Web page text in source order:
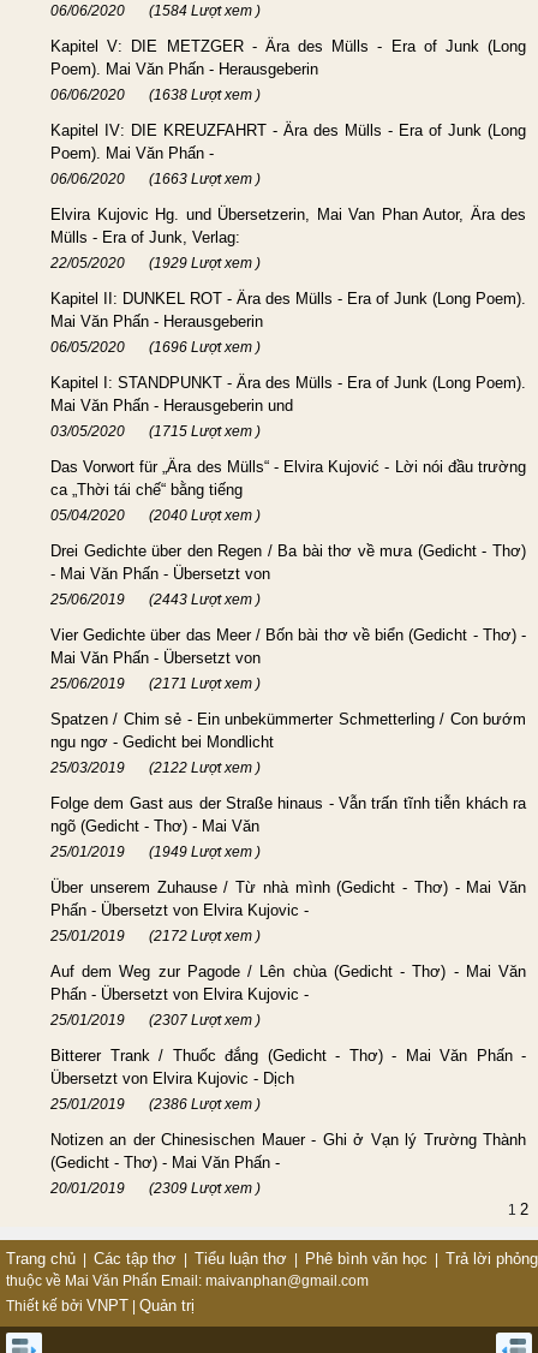
06/06/2020 (1584 Lượt xem )
Kapitel V: DIE METZGER - Ära des Mülls - Era of Junk (Long
Poem). Mai Văn Phấn - Herausgeberin
06/06/2020 (1638 Lượt xem )
Kapitel IV: DIE KREUZFAHRT - Ära des Mülls - Era of Junk (Long
Poem). Mai Văn Phấn -
06/06/2020 (1663 Lượt xem )
Elvira Kujovic Hg. und Übersetzerin, Mai Van Phan Autor, Ära des
Mülls - Era of Junk, Verlag:
22/05/2020 (1929 Lượt xem )
Kapitel II: DUNKEL ROT - Ära des Mülls - Era of Junk (Long Poem).
Mai Văn Phấn - Herausgeberin
06/05/2020 (1696 Lượt xem )
Kapitel I: STANDPUNKT - Ära des Mülls - Era of Junk (Long Poem).
Mai Văn Phấn - Herausgeberin und
03/05/2020 (1715 Lượt xem )
Das Vorwort für „Ära des Mülls“ - Elvira Kujović - Lời nói đầu trường
ca „Thời tái chế“ bằng tiếng
05/04/2020 (2040 Lượt xem )
Drei Gedichte über den Regen / Ba bài thơ về mưa (Gedicht - Thơ)
- Mai Văn Phấn - Übersetzt von
25/06/2019 (2443 Lượt xem )
Vier Gedichte über das Meer / Bốn bài thơ về biển (Gedicht - Thơ) -
Mai Văn Phấn - Übersetzt von
25/06/2019 (2171 Lượt xem )
Spatzen / Chim sẻ - Ein unbekümmerter Schmetterling / Con bướm
ngu ngơ - Gedicht bei Mondlicht
25/03/2019 (2122 Lượt xem )
Folge dem Gast aus der Straße hinaus - Vẫn trấn tĩnh tiễn khách ra
ngõ (Gedicht - Thơ) - Mai Văn
25/01/2019 (1949 Lượt xem )
Über unserem Zuhause / Từ nhà mình (Gedicht - Thơ) - Mai Văn
Phấn - Übersetzt von Elvira Kujovic -
25/01/2019 (2172 Lượt xem )
Auf dem Weg zur Pagode / Lên chùa (Gedicht - Thơ) - Mai Văn
Phấn - Übersetzt von Elvira Kujovic -
25/01/2019 (2307 Lượt xem )
Bitterer Trank / Thuốc đắng (Gedicht - Thơ) - Mai Văn Phấn -
Übersetzt von Elvira Kujovic - Dịch
25/01/2019 (2386 Lượt xem )
Notizen an der Chinesischen Mauer - Ghi ở Vạn lý Trường Thành
(Gedicht - Thơ) - Mai Văn Phấn -
20/01/2019
(2309 Lượt xem )
1 2
Trang chủ Các tập thơ Tiểu luận thơ Phê bình văn học Trả lời
thuộc về Mai Văn Phấn Email: maivanphan@gmail.com
Thiết kế bởi VNPT Quản trị